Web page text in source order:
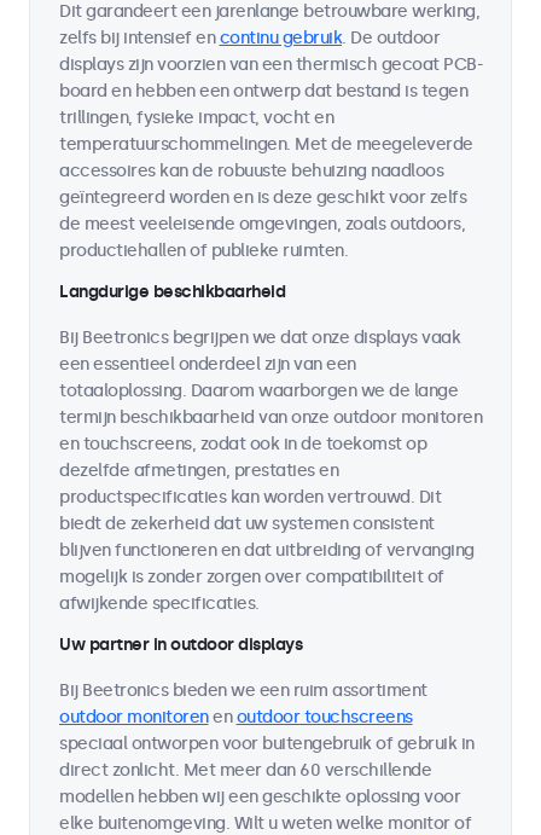
Dit garandeert een jarenlange betrouwbare werking,
zelfs bij intensief encontinu gebruik. De outdoor
displays zijn voorzien van een thermisch gecoat PCB-
board en hebben een ontwerp dat bestand is tegen
trillingen, fysieke impact, vocht en
temperatuurschommelingen. Met de meegeleverde
accessoires kan de robuuste behuizing naadloos
geïntegreerd worden en is deze geschikt voor zelfs
de meest veeleisende omgevingen, zoals outdoors,
productiehallen of publieke ruimten.
Langdurige beschikbaarheid
Bij Beetronics begrijpen we dat onze displays vaak
een essentieel onderdeel zijn van een
totaaloplossing. Daarom waarborgen we de lange
termijn beschikbaarheid van onze outdoor monitoren
en touchscreens, zodat ook in de toekomst op
dezelfde afmetingen, prestaties en
productspecificaties kan worden vertrouwd. Dit
biedt de zekerheid dat uw systemen consistent
blijven functioneren en dat uitbreiding of vervanging
mogelijk is zonder zorgen over compatibiliteit of
afwijkende specificaties.
Uw partner in outdoor displays
Bij Beetronics bieden we een ruim assortiment
outdoor monitorenenoutdoor touchscreens
speciaal ontworpen voor buitengebruik of gebruik in
direct zonlicht. Met meer dan 60 verschillende
modellen hebben wij een geschikte oplossing voor
elke buitenomgeving. Wilt u weten welke monitor of